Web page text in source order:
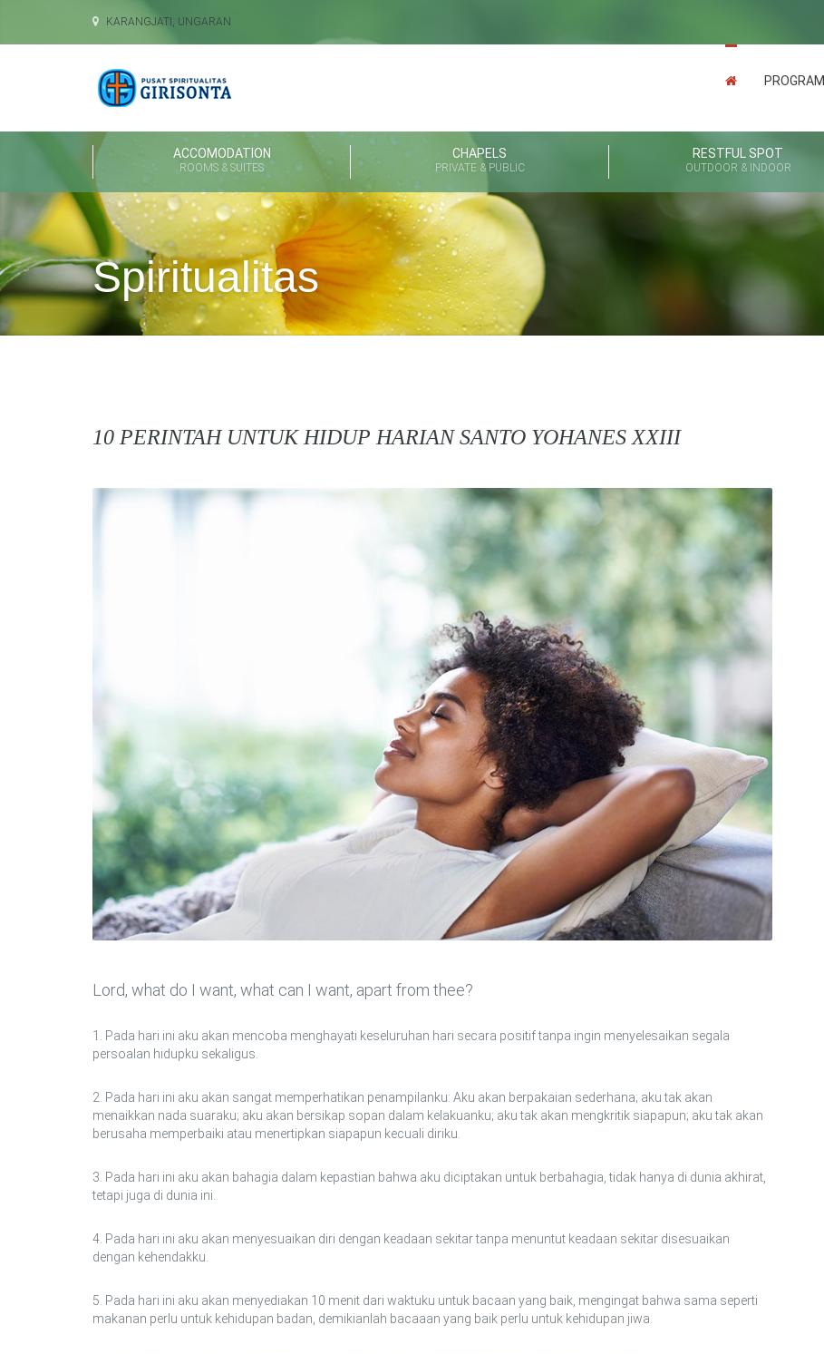
KARANGJATI, UNGARAN
PROGRAM
ACCOMODATION
ROOMS & SUITES
CHAPELS
PRIVATE & PUBLIC
RESTFUL SPOT
OUTDOOR & INDOOR
Spiritualitas
10 PERINTAH UNTUK HIDUP HARIAN SANTO YOHANES XXIII
Lord, what do I want, what can I want, apart from thee?
1. Pada hari ini aku akan mencoba menghayati keseluruhan hari secara positif tanpa ingin menyelesaikan segala
persoalan hidupku sekaligus.
2. Pada hari ini aku akan sangat memperhatikan penampilanku: Aku akan berpakaian sederhana; aku tak akan
menaikkan nada suaraku; aku akan bersikap sopan dalam kelakuanku; aku tak akan mengkritik siapapun; aku tak akan
berusaha memperbaiki atau menertipkan siapapun kecuali diriku.
3. Pada hari ini aku akan bahagia dalam kepastian bahwa aku diciptakan untuk berbahagia, tidak hanya di dunia akhirat,
tetapi juga di dunia ini.
4. Pada hari ini aku akan menyesuaikan diri dengan keadaan sekitar tanpa menuntut keadaan sekitar disesuaikan
dengan kehendakku.
5. Pada hari ini aku akan menyediakan 10 menit dari waktuku untuk bacaan yang baik, mengingat bahwa sama seperti
makanan perlu untuk kehidupan badan, demikianlah bacaaan yang baik perlu untuk kehidupan jiwa.